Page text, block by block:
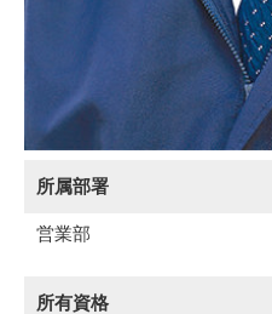
所属部署
営業部
所有資格